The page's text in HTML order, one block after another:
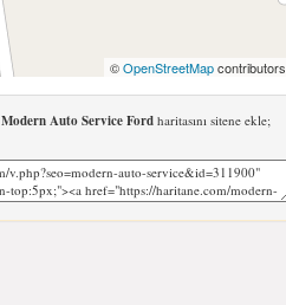
©OpenStreetMapcontributors
Modern Auto Service Fordharitasını sitene ekle;